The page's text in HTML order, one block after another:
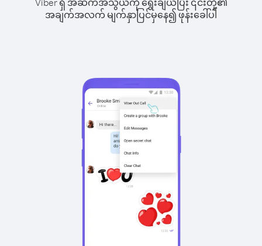
Viber ရှိ အဆက်အသွယ်ကို ရွေးချယ်ပြီး ၎င်းတို့၏
အချက်အလက် မျက်နှာပြင်မှနေ၍ ဖုန်းခေါ်ပါ